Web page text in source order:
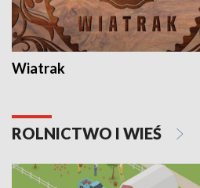
Wiatrak
ROLNICTWO I WIEŚ